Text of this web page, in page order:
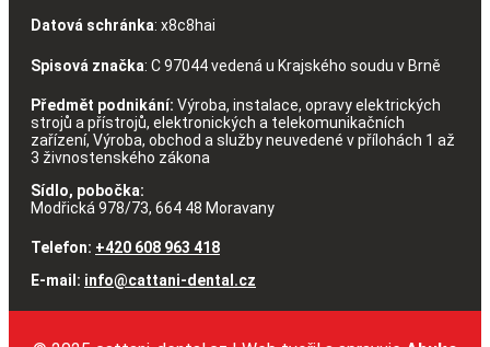
Datová schránka: x8c8hai
Spisová značka: C 97044 vedená u Krajského soudu v Brně
Předmět podnikání: Výroba, instalace, opravy elektrických
strojů a přístrojů, elektronických a telekomunikačních
zařízení, Výroba, obchod a služby neuvedené v přílohách 1 až
3 živnostenského zákona
Sídlo, pobočka:
Modřická 978/73, 664 48 Moravany
Telefon: +420 608 963 418
E-mail: info@cattani-dental.cz